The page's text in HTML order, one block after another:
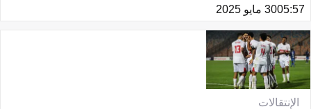
05:5730 مايو 2025
الإنتقالات